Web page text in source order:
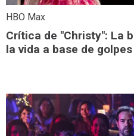
HBO Max
Crítica de "Christy": La
la vida a base de golpes